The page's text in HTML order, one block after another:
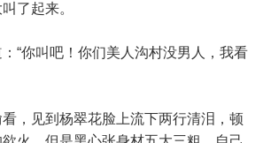
了起来。
你叫吧！你们美人沟村没男人，我看
见到杨翠花脸上流下两行清泪，顿